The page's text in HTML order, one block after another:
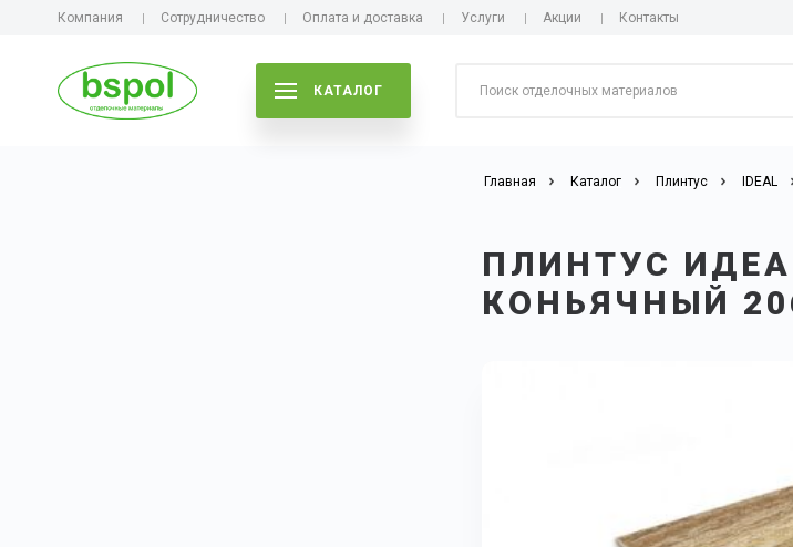
Компания Сотрудничество Оплата и доставка Услуги Акции Контакты
КАТАЛОГ
Главная Каталог Плинтус IDEAL
ПЛИНТУС
КОНЬЯЧНЫЙ